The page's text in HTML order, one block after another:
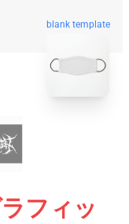
blank template
フィッ